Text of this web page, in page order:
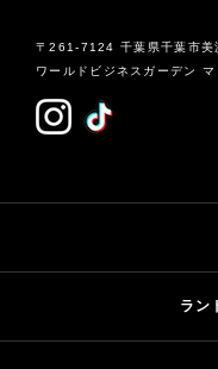
〒261-7124 千葉県千葉市美
ワールドビジネスガーデン
ラン